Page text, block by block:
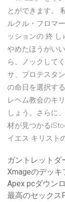
とができます。
ルクル・フロマ
ッションの 終
やめたほうがい
ら、ノックして
サ、プロテスタ
の命日を選択す
レヘム教会のキ
しょう。さらに
材が見つかる
イエス キリスト
ガントレットダ
Xmageのデッ
Apex pcダウン
最高のセックス